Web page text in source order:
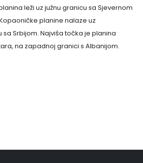
leži uz južnu granicu sa Sjevernom
planine nalaze uz
Srbijom. Najviša točka je planina
na zapadnoj granici s Albanijom.